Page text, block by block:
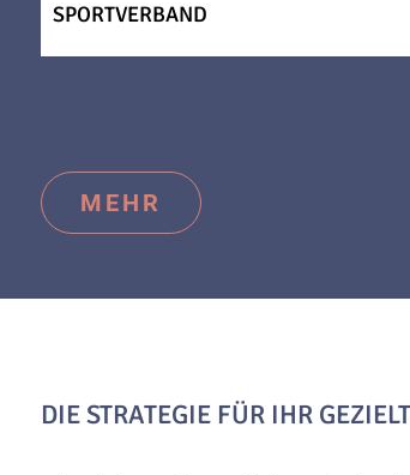
SPORTVERBAND
MEHR
DIE STRATEGIE FÜR IHR